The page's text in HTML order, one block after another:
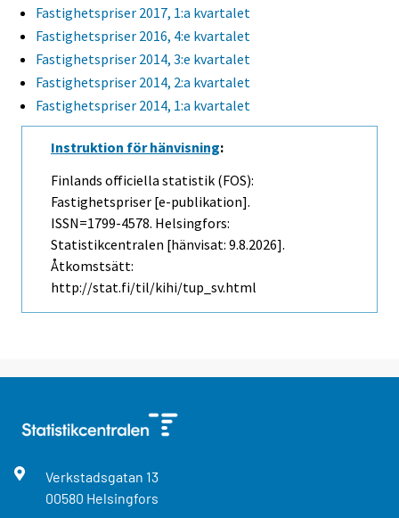
Fastighetspriser 2017, 1:a kvartalet
Fastighetspriser 2016, 4:e kvartalet
Fastighetspriser 2014, 3:e kvartalet
Fastighetspriser 2014, 2:a kvartalet
Fastighetspriser 2014, 1:a kvartalet
Instruktion för hänvisning:
Finlands officiella statistik (FOS):
Fastighetspriser [e-publikation].
ISSN=1799-4578. Helsingfors:
Statistikcentralen [hänvisat: 9.8.2026].
Åtkomstsätt:
http://stat.fi/til/kihi/tup_sv.html
Verkstadsgatan 13
00580 Helsingfors